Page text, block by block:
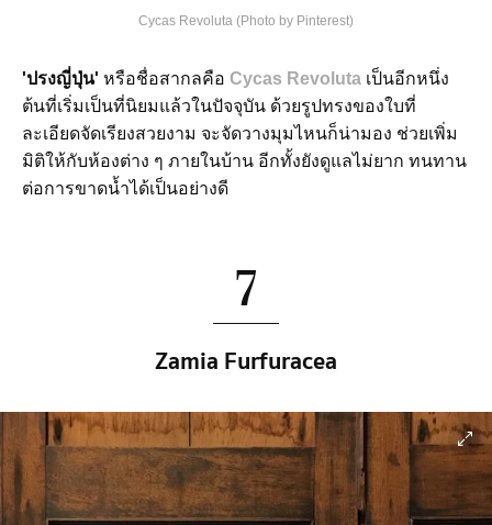
Cycas Revoluta (Photo by Pinterest)
'ปรงญี่ปุ่น' หรือชื่อสากลคือ Cycas Revoluta เป็นอีกหนึ่ง
ต้นที่เริ่มเป็นที่นิยมแล้วในปัจจุบัน ด้วยรูปทรงของใบที่
ละเอียดจัดเรียงสวยงาม จะจัดวางมุมไหนก็น่ามอง ช่วยเพิ่ม
มิติให้กับห้องต่าง ๆ ภายในบ้าน อีกทั้งยังดูแลไม่ยาก ทนทาน
ต่อการขาดน้ำได้เป็นอย่างดี
7
Zamia Furfuracea